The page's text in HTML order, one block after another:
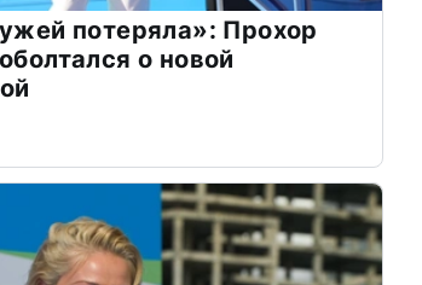
потеряла»: Прохор
о новой